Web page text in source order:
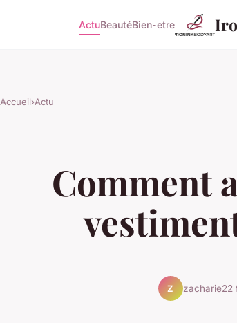
ActuBeautéBien-etre
Accueil›Actu
Comment
Z zacharie22